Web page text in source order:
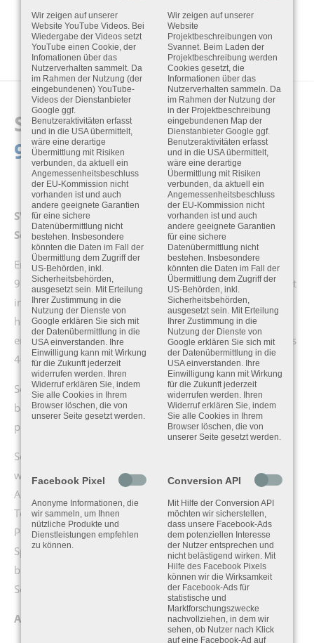
SCHALLPEGELMESSERSV
977
SV 977 – Die neue Referenz für Schall- und
Schwingungsmessung
Erleben Sie Messtechnik auf einem neuen Level: Der SV
977 vereint Präzision, Vielseitigkeit und Zukunftssicherheit
in einem kompakten Klasse-1-Messgerät. Entwickelt für
höchste Ansprüche im Umwelt- und Arbeitsschutz, liefert
er zuverlässige Ergebnisse – auch im Ultraschallbereich bis
40 kHz (nach VDI 3766).
Seit 2025 ist der SV 977 in der Version DW PTB-
bauartzugelassen und eichfähig – bereit für den
professionellen Einsatz.
Seine Stärke liegt in der Vielseitigkeit: Alle Messwerte
werden simultan erfasst – inklusive hochwertiger
Audioaufzeichnung (WAV). Ob Echtzeit-Oktav- und
Terzanalyse, Multispektren, Schmalband-FFT,
Pegelstatistik, Nachhallzeit oder
Sprachverständlichkeitsmessung (STIPA) – der SV 977
bietet eine beeindruckende Funktionsvielfalt. Auch
Schwingungsmessungen sind nahtlos integriert.
Alles im Blick – auf einen Blick
Wir zeigen auf unserer
Website YouTube Videos. Bei
Wiedergabe der Videos setzt
YouTube einen Cookie, der
Infomationen über das
Nutzerverhalten sammelt. Da
im Rahmen der Nutzung (der
eingebundenen) YouTube-
Videos der Dienstanbieter
Google ggf.
Benutzeraktivitäten erfasst
und in die USA übermittelt,
wäre eine derartige
Übermittlung mit Risiken
verbunden, da aktuell ein
Angemessenheitsbeschluss
der EU-Kommission nicht
vorhanden ist und auch
andere geeignete Garantien
für eine sichere
Datenübermittlung nicht
bestehen. Insbesondere
könnten die Daten im Fall der
Übermittlung dem Zugriff der
US-Behörden, inkl.
Sicherheitsbehörden,
ausgesetzt sein. Mit Erteilung
Ihrer Zustimmung in die
Nutzung der Dienste von
Google erklären Sie sich mit
der Datenübermittlung in die
USA einverstanden. Ihre
Einwilligung kann mit Wirkung
für die Zukunft jederzeit
widerrufen werden. Ihren
Widerruf erklären Sie, indem
Sie alle Cookies in Ihrem
Browser löschen, die von
unserer Seite gesetzt werden.
Wir zeigen auf unserer
Website
Projektbeschreibungen von
Svannet. Beim Laden der
Projektbeschreibung werden
Cookies gesetzt, die
Informationen über das
Nutzerverhalten sammeln. Da
im Rahmen der Nutzung der
in der Projektbeschreibung
eingebundenen Map der
Dienstanbieter Google ggf.
Benutzeraktivitäten erfasst
und in die USA übermittelt,
wäre eine derartige
Übermittlung mit Risiken
verbunden, da aktuell ein
Angemessenheitsbeschluss
der EU-Kommission nicht
vorhanden ist und auch
andere geeignete Garantien
für eine sichere
Datenübermittlung nicht
bestehen. Insbesondere
könnten die Daten im Fall der
Übermittlung dem Zugriff der
US-Behörden, inkl.
Sicherheitsbehörden,
ausgesetzt sein. Mit Erteilung
Ihrer Zustimmung in die
Nutzung der Dienste von
Google erklären Sie sich mit
der Datenübermittlung in die
USA einverstanden. Ihre
Einwilligung kann mit Wirkung
für die Zukunft jederzeit
widerrufen werden. Ihren
Widerruf erklären Sie, indem
Sie alle Cookies in Ihrem
Browser löschen, die von
unserer Seite gesetzt werden.
Facebook Pixel
Anonyme Informationen, die
wir sammeln, um Ihnen
nützliche Produkte und
Dienstleistungen empfehlen
zu können.
Conversion API
Mit Hilfe der Conversion API
möchten wir sicherstellen,
dass unsere Facebook-Ads
dem potenziellen Interesse
der Nutzer entsprechen und
nicht belästigend wirken. Mit
Hilfe des Facebook Pixels
können wir die Wirksamkeit
der Facebook-Ads für
statistische und
Marktforschungszwecke
nachvollziehen, in dem wir
sehen, ob Nutzer nach Klick
auf eine Facebook-Ad auf